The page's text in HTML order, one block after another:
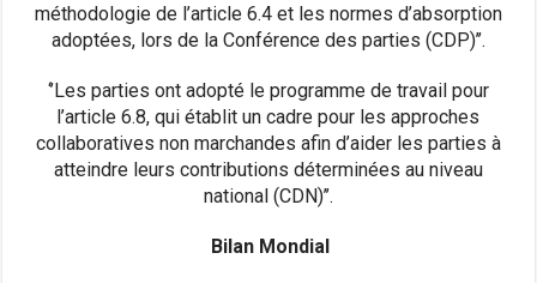
méthodologie de l’article 6.4 et les normes d’absorption
adoptées, lors de la Conférence des parties (CDP)’’.
‘’Les parties ont adopté le programme de travail pour
l’article 6.8, qui établit un cadre pour les approches
collaboratives non marchandes afin d’aider les parties à
atteindre leurs contributions déterminées au niveau
national (CDN)’’.
Bilan Mondial